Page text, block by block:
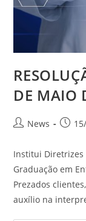
DE MAIO
News
Institui Diretrizes
Graduação em
Prezados
auxílio na